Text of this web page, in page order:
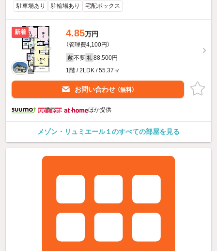
駐車場あり 駐輪場あり 宅配ボックス
新着 4.85万円
（管理費4,100円）
敷 不要 礼 88,500円
1階 / 2LDK / 55.37㎡
お問い合わせ （無料）
ほか提供
メゾン・リュミエール１のすべての部屋を見る